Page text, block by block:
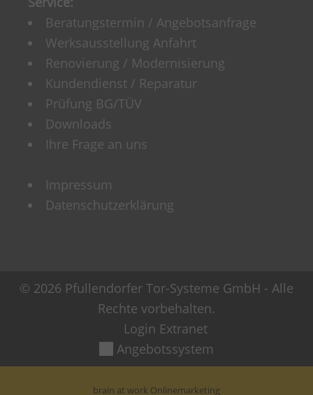
Beratungstermin / Angebotsanfrage
Werksausstellung Anfahrt
Renovierung / Modernisierung
Kundendienst / Reparatur
Prüfung BG/TÜV
Downloads
Ihre Frage an uns
Impressum
Datenschutzerklärung
© 2026 Pfullendorfer Tor-Systeme GmbH - Alle
Rechte vorbehalten.
Login Extranet
Angebotssystem
brain at work Onlinemarketing